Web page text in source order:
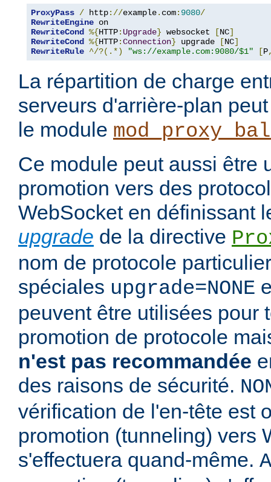
ProxyPass / http://example. com: 9080/
RewriteEngine
RewriteCond
%{HTTP: Upgrade} websocket [NC]
RewriteCond
%{HTTP:Connection} upgrade [NC]
RewriteRule ^/?(.*) "ws://example.com:9080/$1" [P
La répartition de charge
serveurs d'arrière-plan
le module
Ce module peut aussi être
promotion vers des
WebSocket en définissant
upgrade de la directive
nom de protocole
spéciales upgrade=NONE
peuvent être utilisées pour
promotion de protocole
n'est pas recommandée
des raisons de sécurité.
vérification de l'en-tête est
promotion (tunneling) vers
s'effectuera quand-même.